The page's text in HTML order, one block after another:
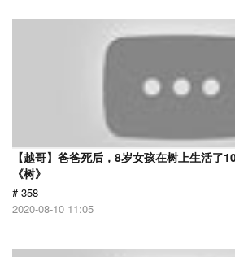
【越哥】爸爸死后，8岁女孩在树上生活了
《树》
# 358
2020-08-10 11:05